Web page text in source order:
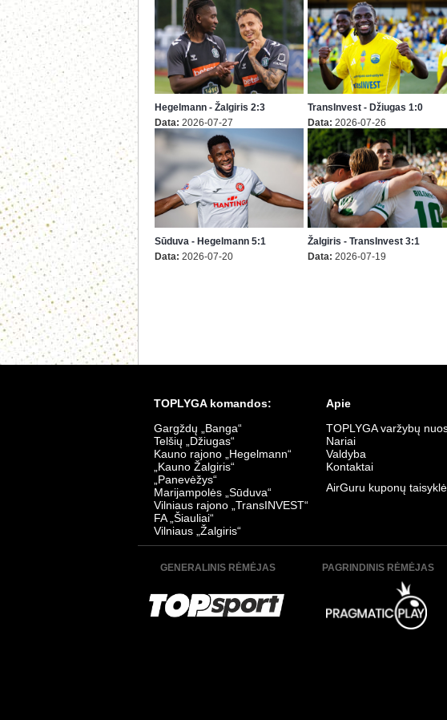
Hegelmann - Žalgiris 2:3
Data: 2026-07-27
TransInvest - Džiugas 1:0
Data: 2026-07-26
Sūduva - Hegelmann 5:1
Data: 2026-07-20
Žalgiris - TransInvest 3:1
Data: 2026-07-19
Sūduva - TransInvest 0:0
Data:2026-07-06
TOPLYGA komandos:
Gargždų „Banga“
Telšių „Džiugas“
Kauno rajono „Hegelmann“
„Kauno Žalgiris“
„Panevėžys“
Marijampolės „Sūduva“
Vilniaus rajono „TransINVEST“
FA „Šiauliai“
Vilniaus „Žalgiris“
Apie
TOPLYGA varžybų
Nariai
Valdyba
Kontaktai
AirGuru kuponų
GENERALINIS RĖMĖJAS PAGRINDINIS RĖMĖJAS